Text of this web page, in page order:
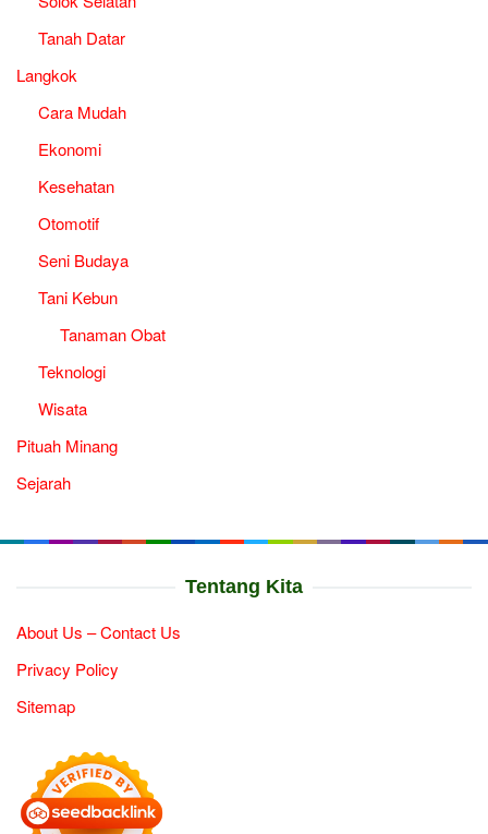
Tanah Datar
Langkok
Cara Mudah
Ekonomi
Kesehatan
Otomotif
Seni Budaya
Tani Kebun
Tanaman Obat
Teknologi
Wisata
Pituah Minang
Sejarah
Tentang Kita
About Us – Contact Us
Privacy Policy
Sitemap